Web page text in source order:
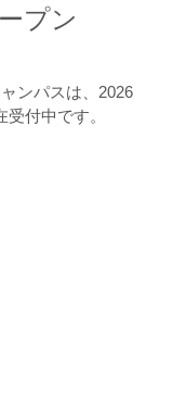
プン
ンパスは、2026
付中です。